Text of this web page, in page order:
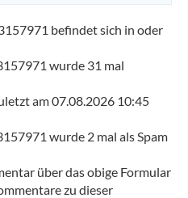
befindet sich in oder
wurde 31 mal
am 07.08.2026 10:45
wurde 2 mal als Spam
über das obige Formular
zu dieser